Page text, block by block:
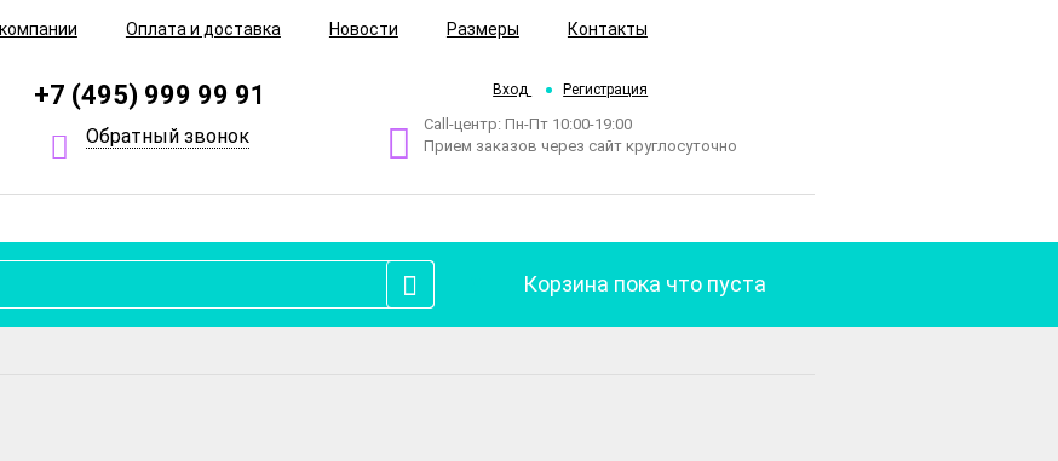
Оплата и доставка Новости Размеры Контакты
+7 (495) 999 99 91
Обратный звонок
Вход Регистрация
Call-центр: Пн-Пт 10:00-19:00
Прием заказов через сайт круглосуточно
Корзина пока что пуста